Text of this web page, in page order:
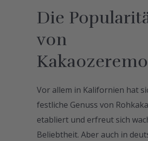
Die
von
Vor allem in Kalifornien hat
festliche Genuss von
etabliert und erfreut sich
Beliebtheit. Aber auch in